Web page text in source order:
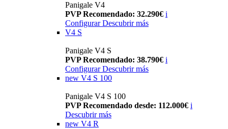
Panigale V4
PVP Recomendado: 32.290€ i
Configurar Descubrir más
V4 S
Panigale V4 S
PVP Recomendado: 38.790€ i
Configurar Descubrir más
new V4 S 100
Panigale V4 S 100
PVP Recomendado desde: 112.000€ i
Descubrir más
new V4 R